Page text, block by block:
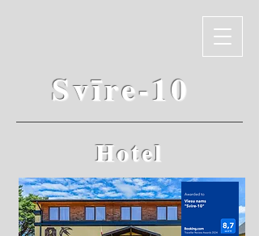
Svīre-10
Hotel